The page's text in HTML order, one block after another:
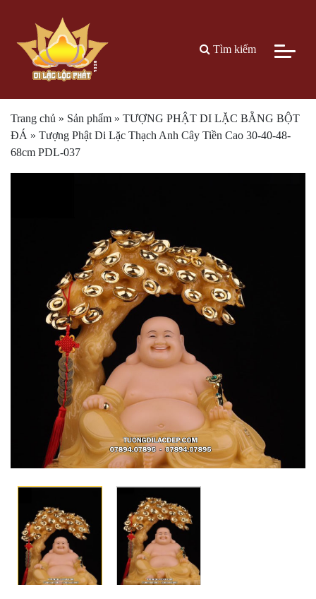
Tìm kiếm
Trang chủ » Sản phẩm » TƯỢNG PHẬT DI LẶC BẰNG BỘT
ĐÁ » Tượng Phật Di Lặc Thạch Anh Cây Tiền Cao 30-40-48-
68cm PDL-037